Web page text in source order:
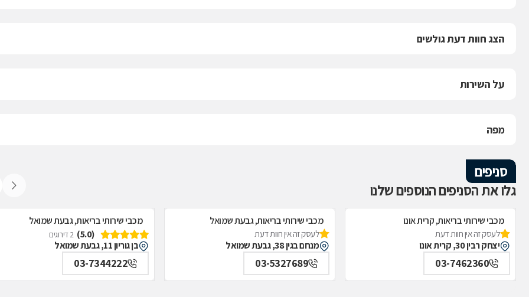
הצג חוות דעת גולשים
על השירות
מפה
סניפים
גלו את הסניפים הנוספים שלנו
מכבי שירותי בריאות, קרית אונו
לעסק זה אין חוות דעת
יצחק רבין 30, קרית אונו
03-7462360
מכבי שירותי בריאות, גבעת שמואל
לעסק זה אין חוות דעת
מנחם בגין 38, גבעת שמואל
03-5327689
מכבי שירותי בריאות, גבעת שמואל
(5.0)
2 דירוגים
בן גוריון 11, גבעת שמואל
03-7344222